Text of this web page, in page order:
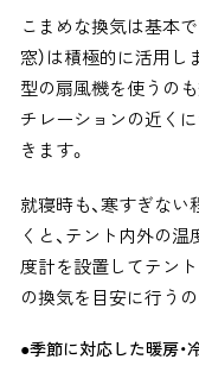
こまめな換気は基本
窓）は積極的に活用し
型の扇風機を使うの
チレーションの近く
きます。
就寝時も、寒すぎな
くと、テント内外の
度計を設置してテン
の換気を目安に行う
●季節に対応した暖房・